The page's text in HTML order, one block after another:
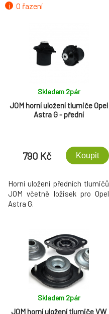
O řazení
JOM horní uložení tlumiče Opel
Astra G - přední
Skladem 2pár
790 Kč Koupit
Horní uložení předních tlumičů
JOM včetně ložisek pro Opel
Astra G.
JOM horní uložení tlumiče VW
Skladem 2pár